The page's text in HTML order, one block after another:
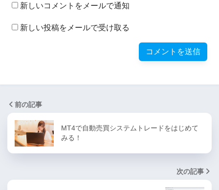
新しいコメントをメールで通知
新しい投稿をメールで受け取る
前の記事
MT4で自動売買システムトレードをはじめて
みる！
次の記事